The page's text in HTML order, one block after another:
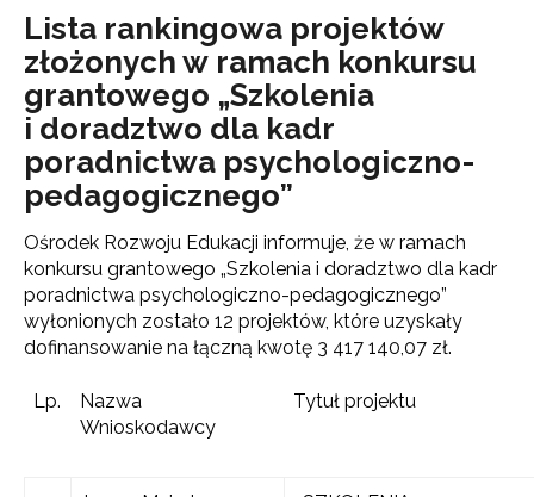
Lista rankingowa projektów
złożonych w ramach konkursu
grantowego „Szkolenia
i doradztwo dla kadr
poradnictwa psychologiczno-
pedagogicznego”
Ośrodek Rozwoju Edukacji informuje, że w ramach
konkursu grantowego „Szkolenia i doradztwo dla kadr
poradnictwa psychologiczno-pedagogicznego”
wyłonionych zostało 12 projektów, które uzyskały
dofinansowanie na łączną kwotę 3 417 140,07 zł.
Lp.
Nazwa
Wnioskodawcy
Tytuł projektu